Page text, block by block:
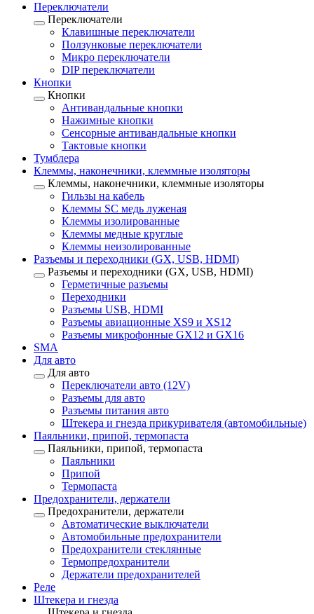
Переключатели
Переключатели
Клавишные переключатели
Ползунковые переключатели
Микро переключатели
DIP переключатели
Кнопки
Кнопки
Антивандальные кнопки
Нажимные кнопки
Сенсорные антивандальные кнопки
Тактовые кнопки
Тумблера
Клеммы, наконечники, клеммные изоляторы
Клеммы, наконечники, клеммные изоляторы
Гильзы на кабель
Клеммы SC медь луженая
Клеммы изолированные
Клеммы медные круглые
Клеммы неизолированные
Разъемы и переходники (GX, USB, HDMI)
Разъемы и переходники (GX, USB, HDMI)
Герметичные разъемы
Переходники
Разъемы USB, HDMI
Разъемы авиационные XS9 и XS12
Разъемы микрофонные GX12 и GX16
SMA
Для авто
Для авто
Переключатели авто (12V)
Разъемы для авто
Разъемы питания авто
Штекера и гнезда прикуривателя (автомобильные)
Паяльники, припой, термопаста
Паяльники, припой, термопаста
Паяльники
Припой
Термопаста
Предохранители, держатели
Предохранители, держатели
Автоматические выключатели
Автомобильные предохранители
Предохранители стеклянные
Термопредохранители
Держатели предохранителей
Реле
Штекера и гнезда